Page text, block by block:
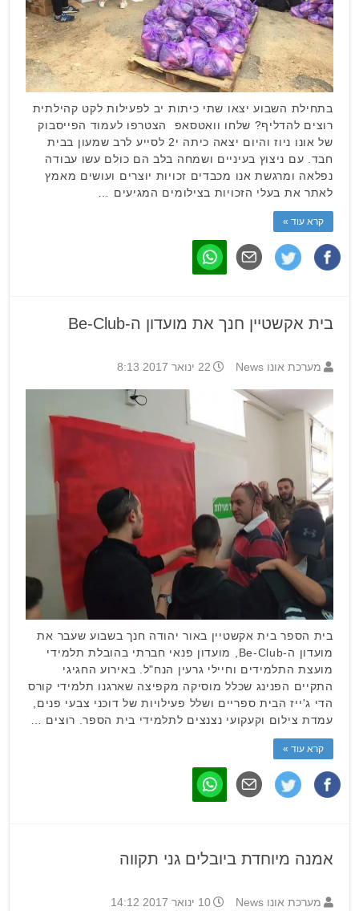
בתחילת השבוע יצאו שתי כיתות יב לפעילות לקט קהילתית
רוצים להדליף? שלחו וואטסאפ הצטרפו לעמוד הפייסבוק
של אונו ניוז והיום יצאה כיתה י2 לסייע לרב שמעון בבית
חבד. עם ניצוץ בעיניים ושמחה בלב הם כולם עשו עבודה
נפלאה ומרגשת אנו מכבדים זכויות יוצרים ועושים מאמץ
לאתר את בעלי הזכויות בצילומים המגיעים …
קרא עוד »
בית אקשטיין חנך את מועדון ה-Be-Club
מערכת אונו News 22 ינואר 2017 8:13
בית הספר בית אקשטיין באור יהודה חנך בשבוע שעבר את
מועדון ה-Be-Club, מועדון פנאי חברתי בהובלת תלמידי
מועצת התלמידים וחיילי גרעין הנח"ל. באירוע החגיגי
התקיים הפנינג שכלל מוסיקה מקפיצה שארגנו תלמידי קורס
הדי ג'ייז הבית ספריים ושלל פעילויות של דוכני צבעי פנים,
עמדת צילום וקעקועי נצנצים לתלמידי בית הספר. רוצים …
קרא עוד »
אמנה מיוחדת ביובלים גני תקווה
מערכת אונו News 10 ינואר 2017 14:12